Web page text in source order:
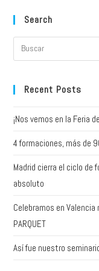
Search
Recent Posts
¡Nos vemos en la Feria
4 formaciones, más de
Madrid cierra el ciclo de
absoluto
Celebramos en
PARQUET
Así fue nuestro